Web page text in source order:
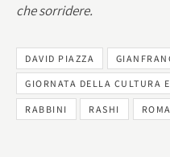
che sorridere.
DAVID PIAZZA
GIORNATA DELLA CULTURA
RABBINI RASHI ROMA